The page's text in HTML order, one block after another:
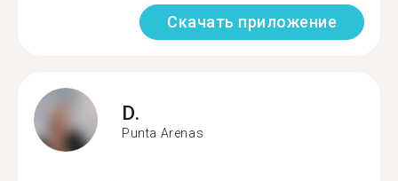
Скачать приложение
D.
Punta Arenas